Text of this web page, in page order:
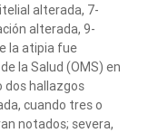
alterada, 7-
alterada, 9-
la atipia fue
la Salud (OMS) en
dos hallazgos
cuando tres o
notados; severa,